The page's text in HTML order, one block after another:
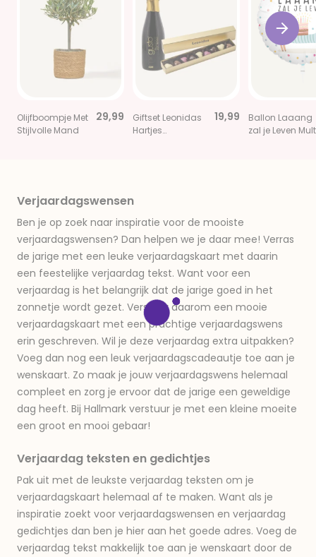
Olijfboompje Met
Stijlvolle Mand
29,99
Giftset Leonidas
Hartjes
19,99
Ballon Laaang
zal je Leven
Verjaardagswensen
Ben je op zoek naar inspiratie voor de mooiste
verjaardagswensen? Dan helpen we je daar mee! Verras
de jarige met een leuke verjaardagskaart met daarin
een feestelijke verjaardag tekst. Want voor een
verjaardag is het belangrijk dat de jarige goed in het
zonnetje wordt gezet. Verstuur daarom een mooie
verjaardagskaart met een prachtige verjaardagswens
erin geschreven. Wil je deze verjaardag extra uitpakken?
Voeg dan nog een leuk verjaardagscadeautje toe aan je
wenskaart. Zo maak je jouw verjaardagswens helemaal
compleet en zorg je ervoor dat de jarige een geweldige
dag heeft. Bij Hallmark verstuur je met een kleine moeite
een groot en mooi gebaar!
Verjaardag teksten en gedichtjes
Pak uit met de leukste verjaardag teksten om je
verjaardagskaart helemaal af te maken. Want als je
inspiratie zoekt voor verjaardagswensen en verjaardag
gedichtjes dan ben je hier aan het goede adres. Voeg de
verjaardag tekst makkelijk toe aan je wenskaart door de